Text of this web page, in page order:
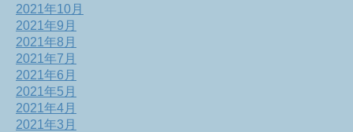
2021年10月
2021年9月
2021年8月
2021年7月
2021年6月
2021年5月
2021年4月
2021年3月